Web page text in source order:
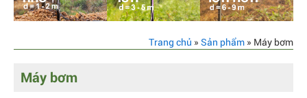
Trang chủ » Sản phẩm » Máy bơm
Máy bơm